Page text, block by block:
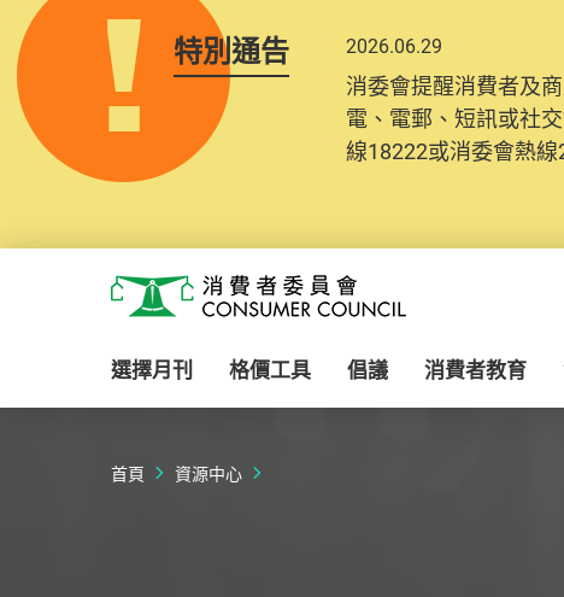
特別通告 2026.06.29
消委會提醒消費者及
電、電郵、短訊或社
線18222或消委會熱線
2025.10.31
為提升使用者體驗及
消費者需要提供基本
紀錄將清晰整合於帳
消費者委員會
選擇月刊 格價工具 倡議 消費者教育
首頁 資源中心